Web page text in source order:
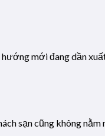
mới đang dần
sạn cũng không nằm